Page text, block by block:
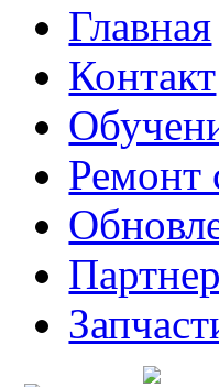
Главная
Контакт
Ремонт